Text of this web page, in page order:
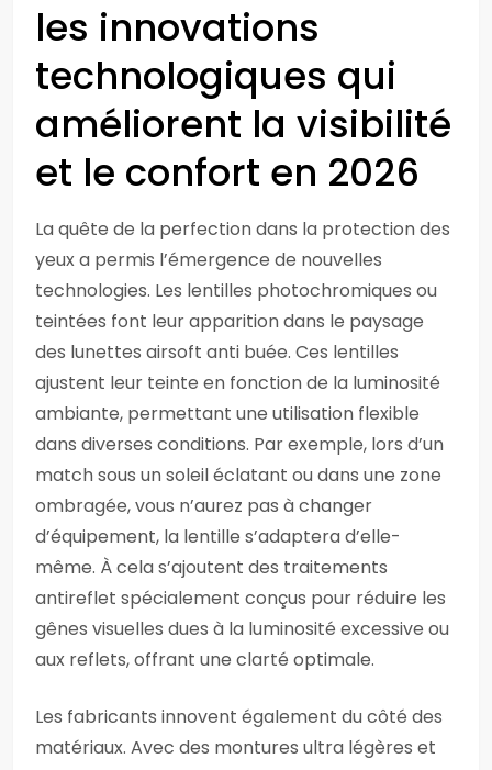
les innovations
technologiques qui
améliorent la visibilité
et le confort en 2026
La quête de la perfection dans la protection des
yeux a permis l’émergence de nouvelles
technologies. Les lentilles photochromiques ou
teintées font leur apparition dans le paysage
des lunettes airsoft anti buée. Ces lentilles
ajustent leur teinte en fonction de la luminosité
ambiante, permettant une utilisation flexible
dans diverses conditions. Par exemple, lors d’un
match sous un soleil éclatant ou dans une zone
ombragée, vous n’aurez pas à changer
d’équipement, la lentille s’adaptera d’elle-
même. À cela s’ajoutent des traitements
antireflet spécialement conçus pour réduire les
gênes visuelles dues à la luminosité excessive ou
aux reflets, offrant une clarté optimale.
Les fabricants innovent également du côté des
matériaux. Avec des montures ultra légères et